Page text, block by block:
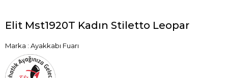
Elit Mst1920T Kadın Stiletto Leopar
Marka : Ayakkabı Fuarı